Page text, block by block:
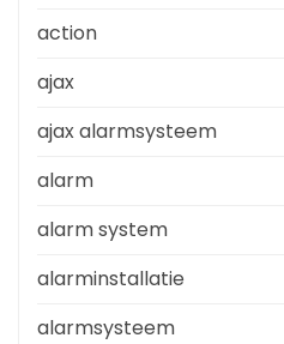
action
ajax
ajax alarmsysteem
alarm
alarm system
alarminstallatie
alarmsysteem